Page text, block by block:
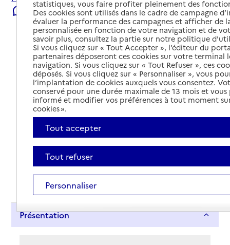
Signaler une erreur
Tout déplier
Présentation
statistiques, vous faire profiter pleinement des
Des cookies sont utilisés dans le cadre de campagne
évaluer la performance des campagnes et afficher de
personnalisée en fonction de votre navigation et de
savoir plus, consultez la partie sur notre politique
Si vous cliquez sur « Tout Accepter », l’éditeur du
partenaires déposeront ces cookies sur votre terminal
navigation. Si vous cliquez sur « Tout Refuser », ces
déposés. Si vous cliquez sur « Personnaliser », vous
l’implantation de cookies auxquels vous consentez.
conservé pour une durée maximale de 13 mois et
informé et modifier vos préférences à tout moment
cookies ».
Tout accepter
Tout refuser
Personnaliser